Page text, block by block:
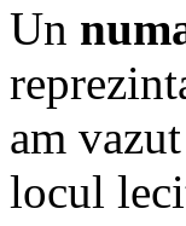
Un
am
locul